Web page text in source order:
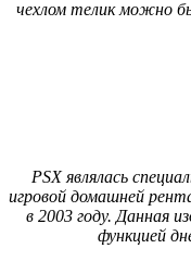
чехлом телик можно
PSX являлась
игровой домашней
в 2003 году. Данная
функцией